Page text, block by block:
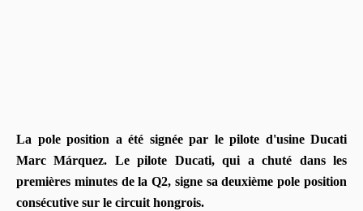
La pole position a été signée par le pilote d'usine Ducati
Marc Márquez. Le pilote Ducati, qui a chuté dans les
premières minutes de la Q2, signe sa deuxième pole position
consécutive sur le circuit hongrois.